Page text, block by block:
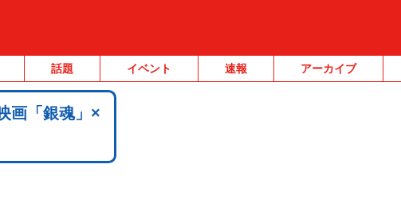
話題 イベント 速報 アーカイブ
画「銀魂」×